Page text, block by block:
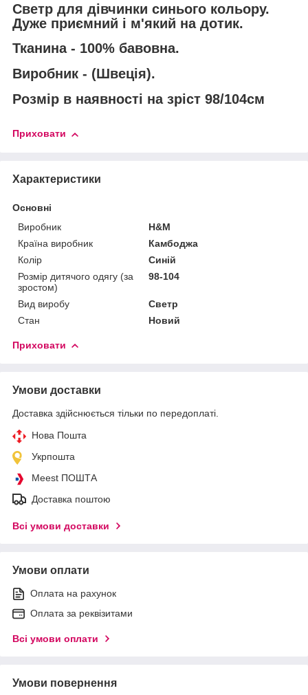
Светр для дівчинки синього кольору.
Дуже приємний і м'який на дотик.
Тканина - 100% бавовна.
Виробник - (Швеція).
Розмір в наявності на зріст 98/104см
Приховати
Характеристики
Основні
Виробник
H&M
Країна виробник
Камбоджа
Колір
Синій
Розмір дитячого одягу (за
зростом)
98-104
Вид виробу
Светр
Стан
Новий
Приховати
Умови доставки
Доставка здійснюється тільки по передоплаті.
Нова Пошта
Укрпошта
Meest ПОШТА
Доставка поштою
Всі умови доставки
Умови оплати
Оплата на рахунок
Оплата за реквізитами
Всі умови оплати
Умови повернення